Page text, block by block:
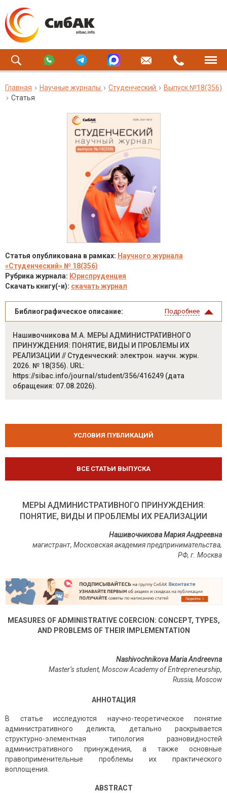
Главная Научные журналы Студенческий
Выпуск №18(356)
Статья
Статья опубликована в рамках: Научного журнала
«Студенческий» № 18(356)
Рубрика журнала: Юриспруденция
Скачать книгу(-и): скачать журнал
Библиографическое описание: Подробнее
Нашивочникова М.А. МЕРЫ АДМИНИСТРАТИВНОГО
ПРИНУЖДЕНИЯ: ПОНЯТИЕ, ВИДЫ И ПРОБЛЕМЫ ИХ
РЕАЛИЗАЦИИ // Студенческий: электрон. научн. журн.
2026. № 18(356). URL:
https://sibac.info/journal/student/356/416249 (дата
обращения: 07.08.2026).
УСЛОВИЯ ПУБЛИКАЦИЙ
ВСЕ СТАТЬИ ВЫПУСКА
МЕРЫ АДМИНИСТРАТИВНОГО ПРИНУЖДЕНИЯ:
ПОНЯТИЕ, ВИДЫ И ПРОБЛЕМЫ ИХ РЕАЛИЗАЦИИ
Нашивочникова Мария Андреевна
магистрант, Московская академия предпринимательства,
РФ, г Москва
MEASURES OF ADMINISTRATIVE COERCION: CONCEPT, TYPES,
AND PROBLEMS OF THEIR IMPLEMENTATION
Nashivochnikova Maria Andreevna
Master’s student, Moscow Academy of Entrepreneurship,
Russia, Moscow
АННОТАЦИЯ
В статье исследуются научно-теоретическое понятие
административного деликта, детально раскрывается
структурно-элементная типология разновидностей
административного принуждения, а также основные
правоприменительные проблемы их практического
воплощения.
ABSTRACT